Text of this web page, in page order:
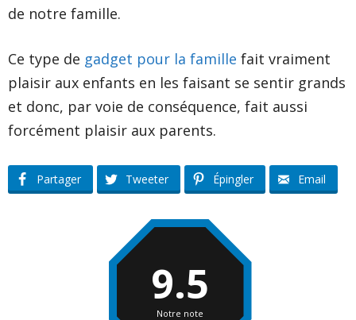
de notre famille.
Ce type de gadget pour la famille fait vraiment
plaisir aux enfants en les faisant se sentir grands
et donc, par voie de conséquence, fait aussi
forcément plaisir aux parents.
Partager Tweeter Épingler Email
9.5
Notre note